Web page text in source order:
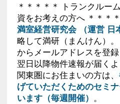
＊＊＊＊＊ トランクルー
資をお考えの方へ ＊＊＊
満室経営研究会 （運営 日
略して満研（まんけん）
からメールアドレスを登録
翌日以降物件速報が届くよ
関東圏にお住まいの方は、
げていただくためのセミ
います（毎週開催） 。